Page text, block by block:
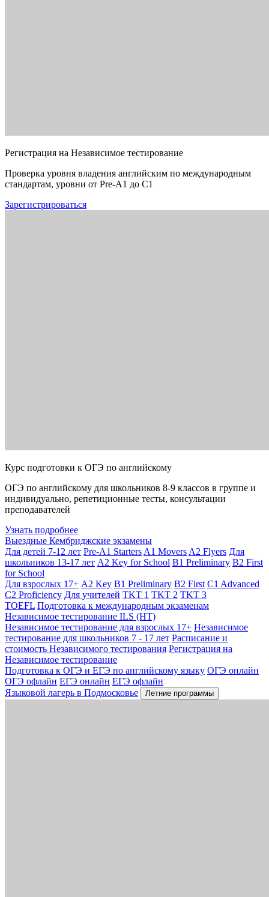
Регистрация на Независимое тестирование
Проверка уровня владения английским по международным
стандартам, уровни от Pre-A1 до C1
Зарегистрироваться
Курс подготовки к ОГЭ по английскому
ОГЭ по английскому для школьников 8-9 классов в группе и
индивидуально, репетиционные тесты, консультации
преподавателей
Узнать подробнее
Выездные Кембриджские экзамены
Для детей 7-12 лет Pre-A1 Starters A1 Movers A2 Flyers Для
школьников 13-17 лет A2 Key for School B1 Preliminary B2 First
for School
Для взрослых 17+ A2 Key B1 Preliminary B2 First C1 Advanced
C2 Proficiency Для учителей TKT 1 TKT 2 TKT 3
TOEFL Подготовка к международным экзаменам
Независимое тестирование ILS (НТ)
Независимое тестирование для взрослых 17+ Независимое
тестирование для школьников 7 - 17 лет Расписание и
стоимость Независимого тестирования Регистрация на
Независимое тестирование
Подготовка к ОГЭ и ЕГЭ по английскому языку ОГЭ онлайн
ОГЭ офлайн ЕГЭ онлайн ЕГЭ офлайн
Языковой лагерь в Подмосковье
Летние программы